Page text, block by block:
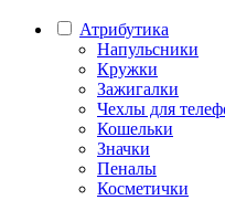
Атрибутика
Напульсники
Кружки
Зажигалки
Чехлы для
Кошельки
Значки
Пеналы
Косметички